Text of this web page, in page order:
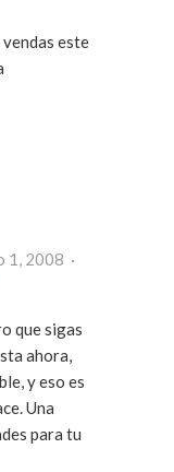
este
en enero 1, 2008 ·
que sigas
ahora,
y eso es
Una
para tu